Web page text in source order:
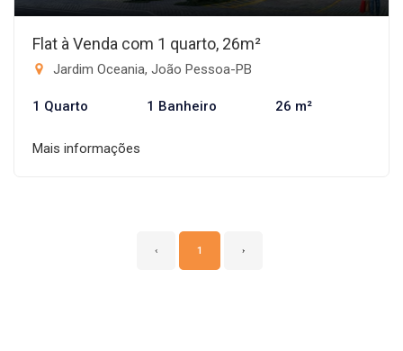
Flat à Venda com 1 quarto, 26m²
Jardim Oceania, João Pessoa-PB
1 Quarto 1 Banheiro 26 m²
Mais informações
‹ 1 ›